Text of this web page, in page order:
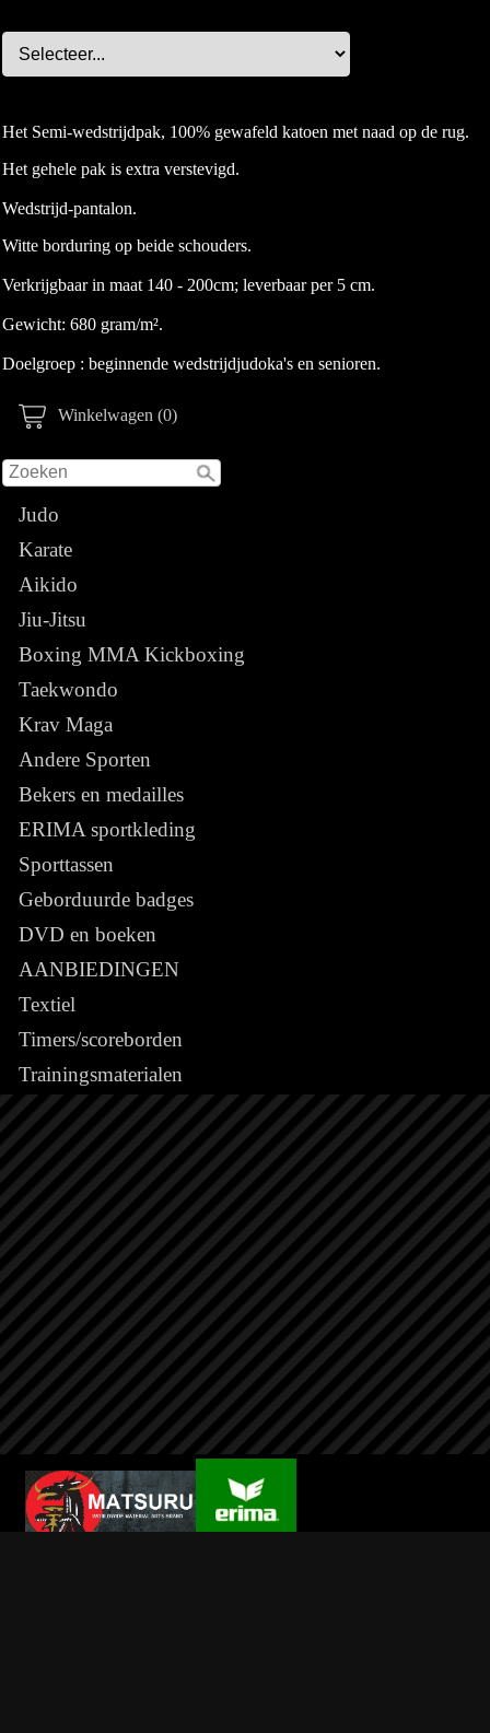
Winkelwagen (0)
Judo
Karate
Aikido
Jiu-Jitsu
Boxing MMA Kickboxing
Taekwondo
Krav Maga
Andere Sporten
Bekers en medailles
ERIMA sportkleding
Sporttassen
Geborduurde badges
DVD en boeken
AANBIEDINGEN
Textiel
Timers/scoreborden
Trainingsmaterialen
Het Semi-wedstrijdpak, 100% gewafeld katoen met naad op de rug.
Het gehele pak is extra verstevigd.
Wedstrijd-pantalon.
Witte borduring op beide schouders.
Verkrijgbaar in maat 140 - 200cm; leverbaar per 5 cm.
Gewicht: 680 gram/m².
Doelgroep : beginnende wedstrijdjudoka's en senioren.